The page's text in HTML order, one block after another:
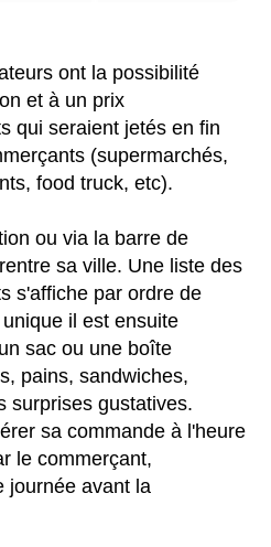
ont la possibilité
et à un prix
qui seraient jetés en fin
(supermarchés,
food truck, etc).
ou via la barre de
sa ville. Une liste des
s'affiche par ordre de
il est ensuite
sac ou une boîte
pains, sandwiches,
surprises gustatives.
sa commande à l'heure
le commerçant,
journée avant la